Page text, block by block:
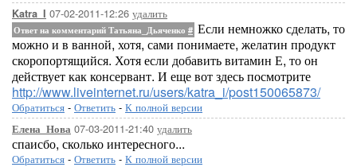
Katra_I 07-02-2011-12:26 удалить
Ответ на комментарий Татьяна_Дьяченко # Если немножко сделать, то
можно и в ванной, хотя, сами понимаете, желатин продукт
скоропортящийся. Хотя если добавить витамин Е, то он
действует как консервант. И еще вот здесь посмотрите
http://www.liveinternet.ru/users/katra_i/post150065873/
Обратиться - Ответить - К полной версии
Елена_Нова 07-03-2011-21:40 удалить
спаисбо, сколько интересного...
Обратиться - Ответить - К полной версии